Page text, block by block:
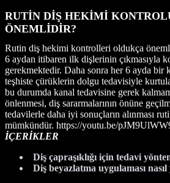
RUTİN DİŞ HEKİMİ
ÖNEMLİDİR?
Rutin diş hekimi kontrolleri oldukça
6 aydan itibaren ilk dişlerinin çıkmasıyla
gerekmektedir. Daha sonra her 6 ayda bir
teşhiste çürüklerin dolgu tedavisiyle
bu durumda kanal tedavisine gerek
önlenmesi, diş sararmalarının önüne
tedavilerle daha iyi sonuçların alınması
mümkündür. https://youtu.be/
İÇERİKLER
Diş çapraşıklığı için tedavi
Diş beyazlatma uygulaması nasıl